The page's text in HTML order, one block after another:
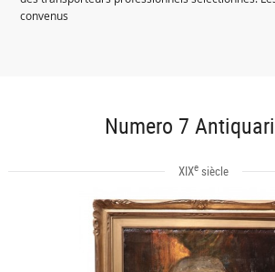
convenus
Numero 7
XIXe siècle